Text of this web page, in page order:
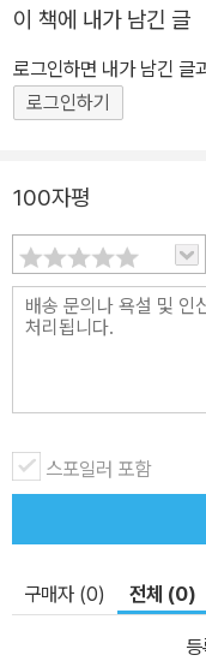
이 책에 내가 남긴 글
로그인하면 내가 남긴 글
로그인하기
100자평
스포일러 포함
구매자 (0) 전체 (0)